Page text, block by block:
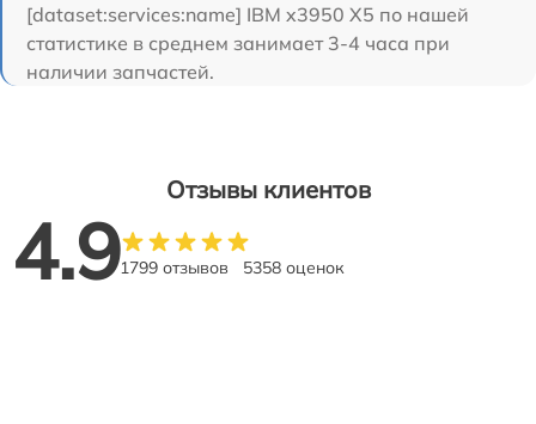
[dataset:services:name] IBM x3950 X5 по нашей
статистике в среднем занимает 3-4 часа при
наличии запчастей.
Отзывы клиентов
4.91799 отзывов 5358 оценок